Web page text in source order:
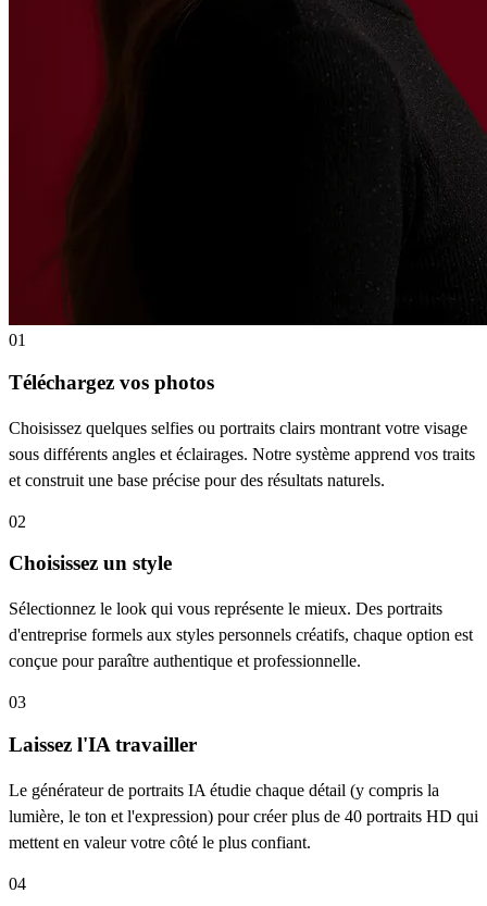
01
Téléchargez vos photos
Choisissez quelques selfies ou portraits clairs montrant votre visage
sous différents angles et éclairages. Notre système apprend vos traits
et construit une base précise pour des résultats naturels.
02
Choisissez un style
Sélectionnez le look qui vous représente le mieux. Des portraits
d'entreprise formels aux styles personnels créatifs, chaque option est
conçue pour paraître authentique et professionnelle.
03
Laissez l'IA travailler
Le générateur de portraits IA étudie chaque détail (y compris la
lumière, le ton et l'expression) pour créer plus de 40 portraits HD qui
mettent en valeur votre côté le plus confiant.
04